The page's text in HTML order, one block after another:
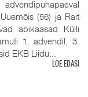
(56) ja Rait
abikaasad Külli
1. advendil, 3.
EKB Liidu...
LOE EDASI